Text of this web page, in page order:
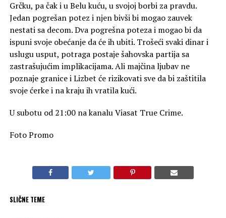
Grčku, pa čak i u Belu kuću, u svojoj borbi za pravdu.
Jedan pogrešan potez i njen bivši bi mogao zauvek
nestati sa decom. Dva pogrešna poteza i mogao bi da
ispuni svoje obećanje da će ih ubiti. Trošeći svaki dinar i
uslugu usput, potraga postaje šahovska partija sa
zastrašujućim implikacijama. Ali majčina ljubav ne
poznaje granice i Lizbet će rizikovati sve da bi zaštitila
svoje ćerke i na kraju ih vratila kući.
U subotu od 21:00 na kanalu Viasat True Crime.
Foto Promo
SLIČNE TEME